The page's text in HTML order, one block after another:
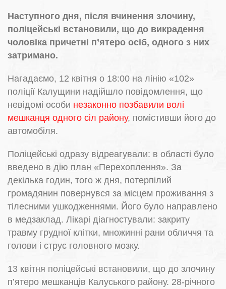
Наступного дня, після вчинення злочину,
поліцейські встановили, що до викрадення
чоловіка причетні п’ятеро осіб, одного з них
затримано.
Нагадаємо, 12 квітня о 18:00 на лінію «102»
поліції Калущини надійшло повідомлення, що
невідомі особи незаконно позбавили волі
мешканця одного сіл району, помістивши його до
автомобіля.
Поліцейські одразу відреагували: в області було
введено в дію план «Перехоплення». За
декілька годин, того ж дня, потерпілий
громадянин повернувся за місцем проживання з
тілесними ушкодженнями. Його було направлено
в медзаклад. Лікарі діагностували: закриту
травму грудної клітки, множинні рани обличчя та
голови і струс головного мозку.
13 квітня поліцейські встановили, що до злочину
п’ятеро мешканців Калуського району. 28-річного